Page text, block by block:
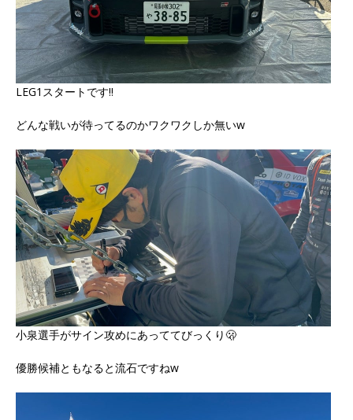
LEG1スタートです‼️
どんな戦いが待ってるのかワクワクしか無いw
小泉選手がサイン攻めにあっててびっくり🫢
優勝候補ともなると流石ですねw